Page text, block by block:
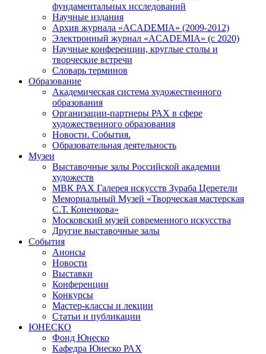
фундаментальных исследований
Научные издания
Архив журнала «ACADEMIA» (2009-2012)
Электронный журнал «ACADEMIA» (с 2020)
Научные конференции, круглые столы и
творческие встречи
Словарь терминов
Образование
Академическая система художественного
образования
Организации-партнеры РАХ в сфере
художественного образования
Новости. События.
Образовательная деятельность
Музеи
Выставочные залы Российской академии
художеств
МВК РАХ Галерея искусств Зураба Церетели
Мемориальный Музей «Творческая мастерская
С.Т. Коненкова»
Московский музей современного искусства
Другие выставочные залы
События
Анонсы
Новости
Выставки
Конференции
Конкурсы
Мастер-классы и лекции
Статьи и публикации
ЮНЕСКО
Фонд Юнеско
Кафедра Юнеско РАХ